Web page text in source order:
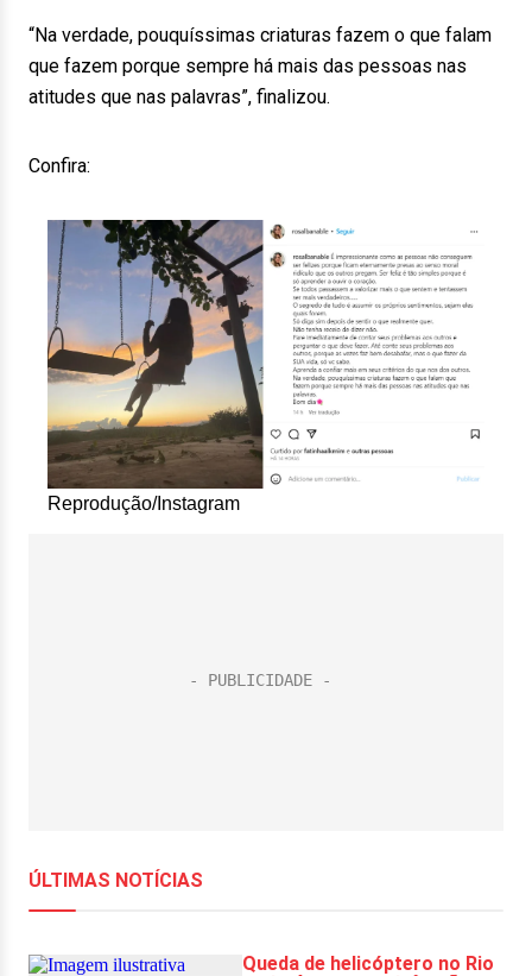
“Na verdade, pouquíssimas criaturas fazem o que falam
que fazem porque sempre há mais das pessoas nas
atitudes que nas palavras”, finalizou.
Confira:
Reprodução/Instagram